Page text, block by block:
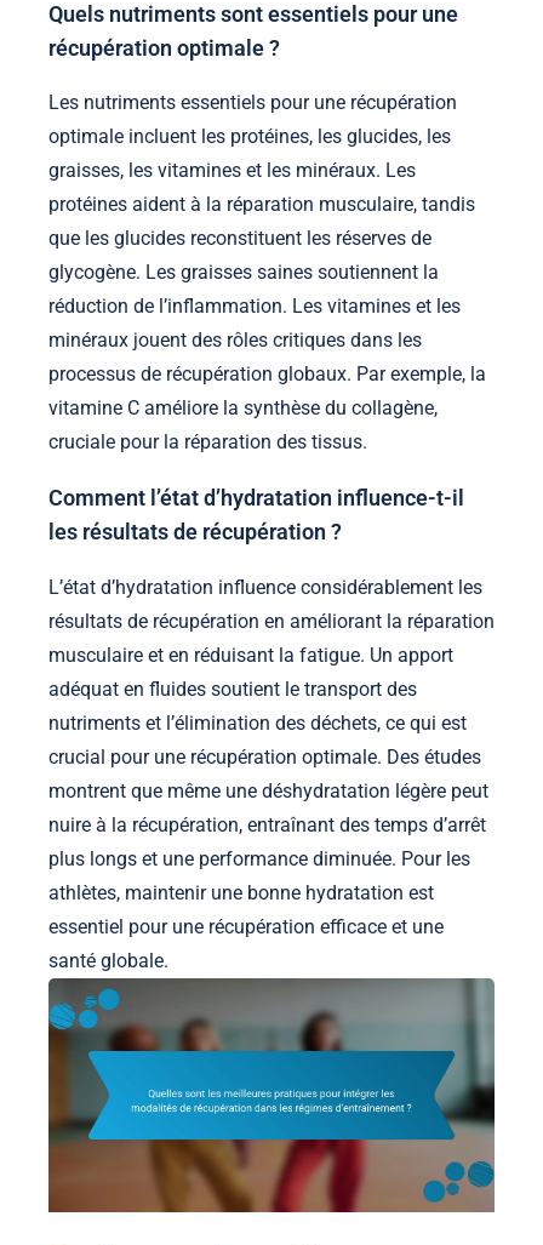
Quels nutriments sont essentiels pour une
récupération optimale ?
Les nutriments essentiels pour une récupération
optimale incluent les protéines, les glucides, les
graisses, les vitamines et les minéraux. Les
protéines aident à la réparation musculaire, tandis
que les glucides reconstituent les réserves de
glycogène. Les graisses saines soutiennent la
réduction de l’inflammation. Les vitamines et les
minéraux jouent des rôles critiques dans les
processus de récupération globaux. Par exemple, la
vitamine C améliore la synthèse du collagène,
cruciale pour la réparation des tissus.
Comment l’état d’hydratation influence-t-il
les résultats de récupération ?
L’état d’hydratation influence considérablement les
résultats de récupération en améliorant la réparation
musculaire et en réduisant la fatigue. Un apport
adéquat en fluides soutient le transport des
nutriments et l’élimination des déchets, ce qui est
crucial pour une récupération optimale. Des études
montrent que même une déshydratation légère peut
nuire à la récupération, entraînant des temps d’arrêt
plus longs et une performance diminuée. Pour les
athlètes, maintenir une bonne hydratation est
essentiel pour une récupération efficace et une
santé globale.